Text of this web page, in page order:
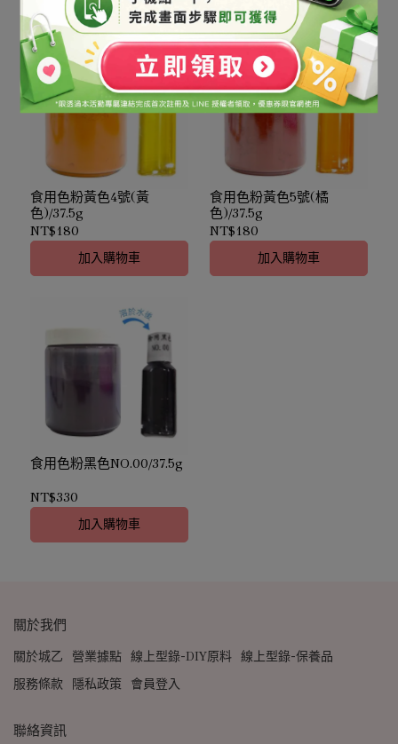
食用色粉黃色4號(黃
色)/37.5g
NT$180
加入購物車
食用色粉黃色5號(橘
色)/37.5g
NT$180
加入購物車
食用色粉黑色NO.00/37.5g
NT$330
加入購物車
關於我們
關於城乙 營業據點 線上型錄-DIY原料 線上型錄-保養品
服務條款
隱私政策 會員登入
聯絡資訊